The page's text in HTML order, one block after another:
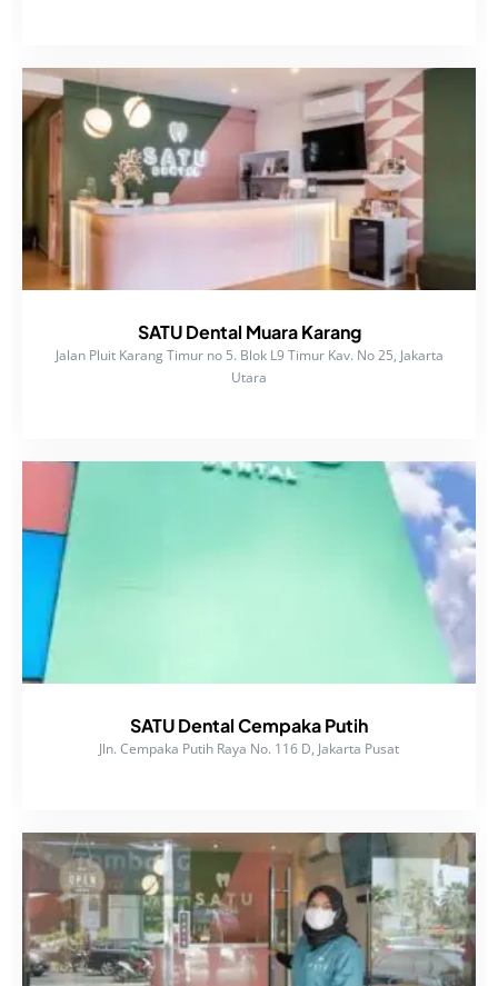
SATU Dental Muara Karang
Jalan Pluit Karang Timur no 5. Blok L9 Timur Kav. No 25, Jakarta
Utara
SATU Dental Cempaka Putih
Jln. Cempaka Putih Raya No. 116 D, Jakarta Pusat